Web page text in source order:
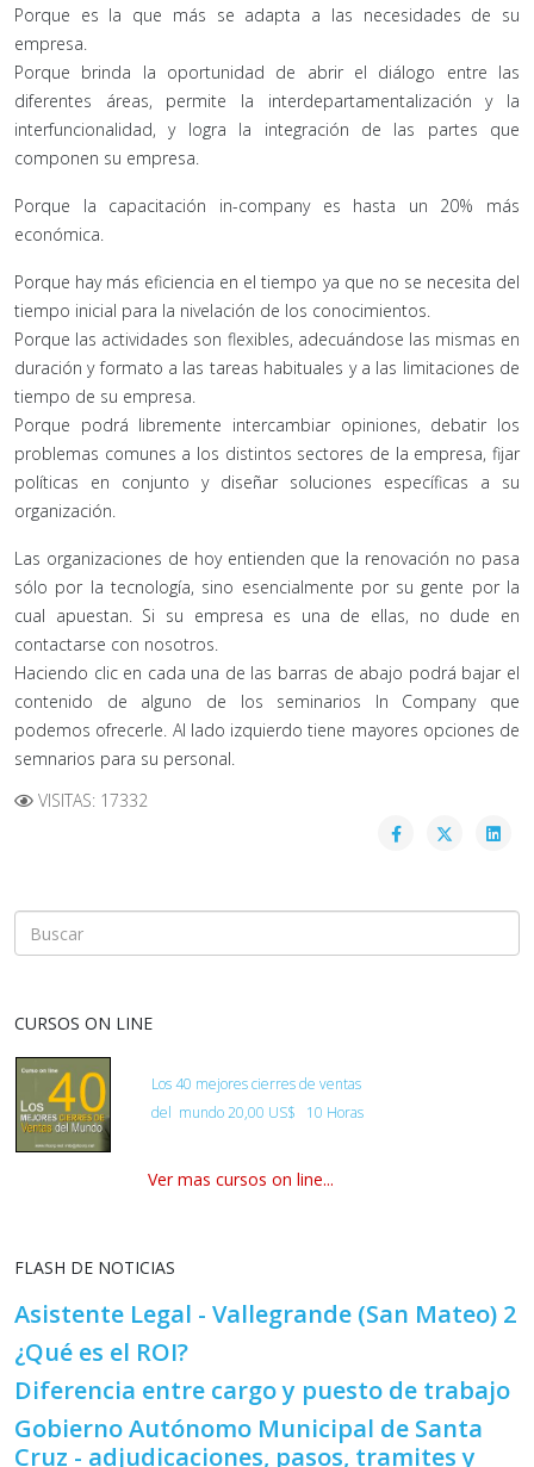
Porque es la que más se adapta a las necesidades de su
empresa.
Porque brinda la oportunidad de abrir el diálogo entre las
diferentes áreas, permite la interdepartamentalización y la
interfuncionalidad, y logra la integración de las partes que
componen su empresa.
Porque la capacitación in-company es hasta un 20% más
económica.
Porque hay más eficiencia en el tiempo ya que no se necesita del
tiempo inicial para la nivelación de los conocimientos.
Porque las actividades son flexibles, adecuándose las mismas en
duración y formato a las tareas habituales y a las limitaciones de
tiempo de su empresa.
Porque podrá libremente intercambiar opiniones, debatir los
problemas comunes a los distintos sectores de la empresa, fijar
políticas en conjunto y diseñar soluciones específicas a su
organización.
Las organizaciones de hoy entienden que la renovación no pasa
sólo por la tecnología, sino esencialmente por su gente por la
cual apuestan. Si su empresa es una de ellas, no dude en
contactarse con nosotros.
Haciendo clic en cada una de las barras de abajo podrá bajar el
contenido de alguno de los seminarios In Company que
podemos ofrecerle. Al lado izquierdo tiene mayores opciones de
semnarios para su personal.
VISITAS: 17332
CURSOS ON LINE
Los 40 mejores cierres de ventas
del mundo20,00 US$ 10 Horas
Ver mas cursos on line...
FLASH DE NOTICIAS
Asistente Legal - Vallegrande (San Mateo) 2
¿Qué es el ROI?
Diferencia entre cargo y puesto de trabajo
Gobierno Autónomo Municipal de Santa
Cruz - adjudicaciones, pasos, tramites y